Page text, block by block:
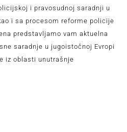
i pravosudnoj saradnji u
i sa procesom reforme policije
predstavljamo vam aktuelna
saradnje u jugoistočnoj Evropi
iz oblasti unutrašnje